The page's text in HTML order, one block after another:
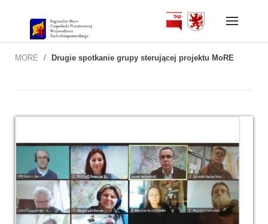
MORE / Drugie spotkanie grupy sterującej projektu MoRE